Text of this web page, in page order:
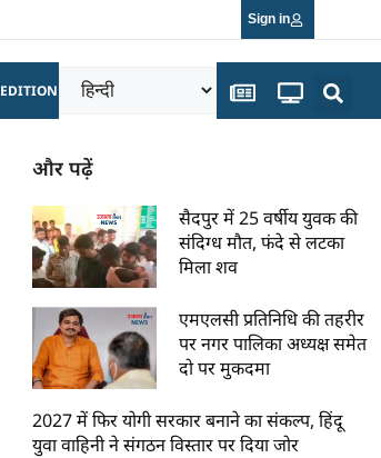
Sign in
EDITION
और पढ़ें
सैदपुर में 25 वर्षीय युवक की
संदिग्ध मौत, फंदे से लटका
मिला शव
एमएलसी प्रतिनिधि की तहरीर
पर नगर पालिका अध्यक्ष समेत
दो पर मुकदमा
2027 में फिर योगी सरकार बनाने का संकल्प, हिंदू
युवा वाहिनी ने संगठन विस्तार पर दिया जोर